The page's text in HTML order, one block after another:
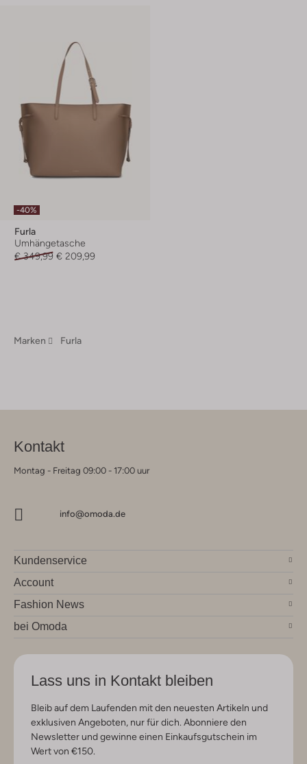
-40%
Furla
Umhängetasche
€ 349,99 € 209,99
Marken Furla
Kontakt
Montag - Freitag 09:00 - 17:00 uur
info@omoda.de
Kundenservice
Account
Fashion News
bei Omoda
Lass uns in Kontakt bleiben
Bleib auf dem Laufenden mit den neuesten Artikeln und
exklusiven Angeboten, nur für dich. Abonniere den
Newsletter und gewinne einen Einkaufsgutschein im
Wert von €150.